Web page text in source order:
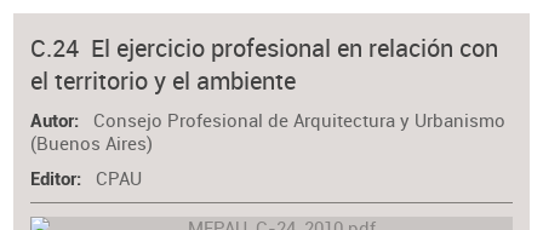
C.24 El ejercicio profesional en relación con
el territorio y el ambiente
Autor
Consejo Profesional de Arquitectura y Urbanismo
(Buenos Aires)
Editor CPAU